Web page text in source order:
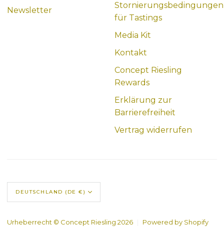
Newsletter
Stornierungsbedingungen
für Tastings
Media Kit
Kontakt
Concept Riesling
Rewards
Erklärung zur
Barrierefreiheit
Vertrag widerrufen
DEUTSCHLAND (DE €)
Urheberrecht © Concept Riesling 2026 Powered by Shopify